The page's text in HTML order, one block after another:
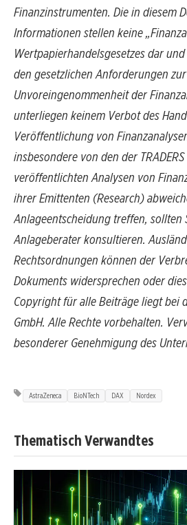
Finanzinstrumenten. Die in diesem
Informationen stellen keine
Wertpapierhandelsgesetzes dar
den gesetzlichen Anforderungen
Unvoreingenommenheit der
unterliegen keinem Verbot des
Veröffentlichung von
insbesondere von den der
veröffentlichten Analysen von
ihrer Emittenten (Research)
Anlageentscheidung treffen, sollten
Anlageberater konsultieren.
Rechtsordnungen können der
Dokuments widersprechen oder
Copyright für alle Beiträge liegt bei
GmbH. Alle Rechte vorbehalten.
besonderer Genehmigung des
AstraZeneca BioNTech DAX Nordex
Thematisch Verwandtes